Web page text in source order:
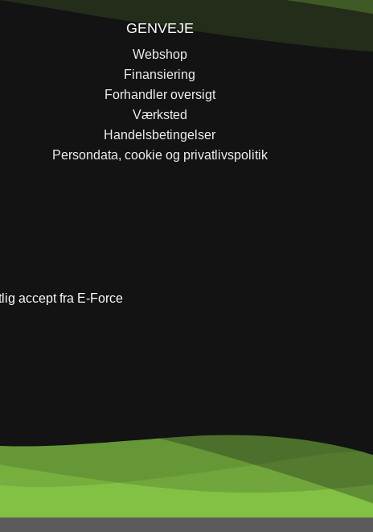
GENVEJE
Webshop
Finansiering
Forhandler oversigt
Værksted
Handelsbetingelser
Persondata, cookie og privatlivspolitik
accept fra E-Force